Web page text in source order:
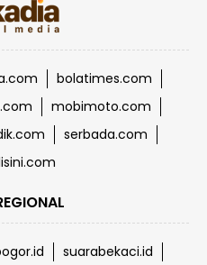
bolatimes.com
mobimoto.com
serbada.com
suarabekaci.id